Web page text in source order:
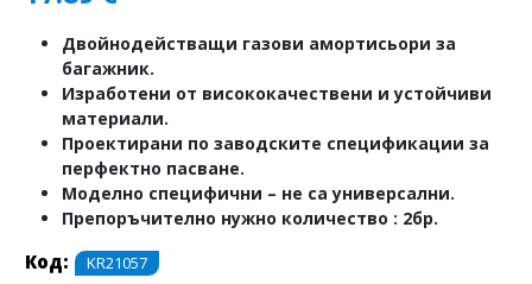
Двойнодействащи газови амортисьори за
багажник.
Изработени от висококачествени и устойчиви
материали.
Проектирани по заводските спецификации за
перфектно пасване.
Моделно специфични – не са универсални.
Препоръчително нужно количество : 2бр.
Код: KR21057